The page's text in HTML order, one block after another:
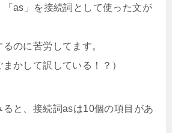
「as」を接続詞として使った文が
のに苦労してます。
まかして訳している！？）
と、接続詞asは10個の項目があ